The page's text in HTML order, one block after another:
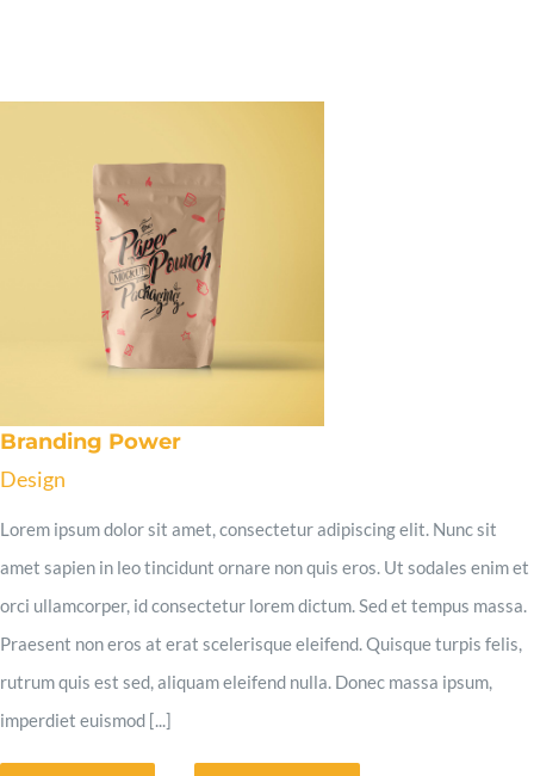
Branding Power
Design
Lorem ipsum dolor sit amet, consectetur adipiscing elit. Nunc sit
amet sapien in leo tincidunt ornare non quis eros. Ut sodales enim et
orci ullamcorper, id consectetur lorem dictum. Sed et tempus massa.
Praesent non eros at erat scelerisque eleifend. Quisque turpis felis,
rutrum quis est sed, aliquam eleifend nulla. Donec massa ipsum,
imperdiet euismod [...]